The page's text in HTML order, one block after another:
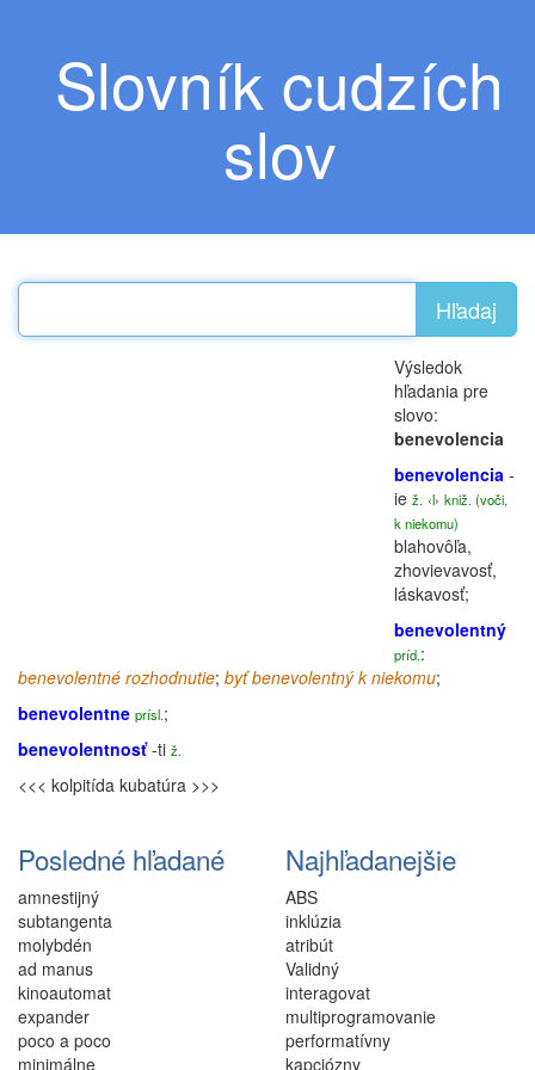
Slovník cudzích
slov
Hľadaj
Výsledok
hľadania pre
slovo:
benevolencia
benevolencia -
ie ž. ‹l› kniž. (voči,
k niekomu)
blahovôľa,
zhovievavosť,
láskavosť;
benevolentný
príd.:
benevolentné rozhodnutie; byť benevolentný k niekomu;
benevolentne prísl.;
benevolentnosť-ti ž.
<<< kolpitída kubatúra >>>
Posledné hľadané
amnestijný
subtangenta
molybdén
ad manus
kinoautomat
expander
poco a poco
minimálne
Najhľadanejšie
ABS
inklúzia
atribút
Validný
interagovat
multiprogramovanie
performatívny
kapciózny